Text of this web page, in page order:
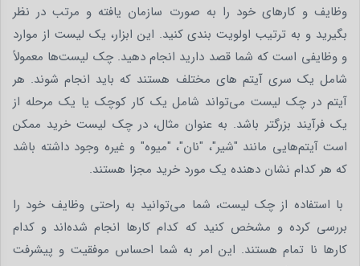
وظایف و کارهای خود را به صورت سازمان یافته و مرتب در نظر
بگیرید و به ترتیب اولویت بندی کنید. این ابزار، یک لیست از موارد
و وظایفی است که شما قصد دارید انجام دهید. چک لیست‌ها معمولاً
شامل یک سری آیتم ‌های مختلف هستند که باید انجام شوند. هر
آیتم در چک لیست می‌تواند شامل یک کار کوچک یا یک مرحله از
یک فرآیند بزرگتر باشد. به عنوان مثال، در چک لیست خرید ممکن
است آیتم‌هایی مانند "شیر"، "نان"، "میوه" و غیره وجود داشته باشد
که هر کدام نشان ‌دهنده یک مورد خرید مجزا هستند.
با استفاده از چک لیست، شما می‌توانید به راحتی وظایف خود را
بررسی کرده و مشخص کنید که کدام کارها انجام شده‌اند و کدام
کارها نا تمام هستند. این امر به شما احساس موفقیت و پیشرفت